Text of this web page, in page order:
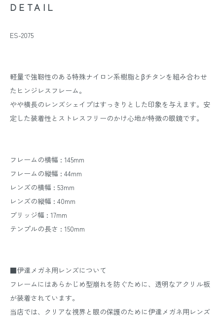
DETAIL
ES-2075
軽量で強靭性のある特殊ナイロン系樹脂とβチタンを組み合わせ
たヒンジレスフレーム。
やや横長のレンズシェイプはすっきりとした印象を与えます。安
定した装着性とストレスフリーのかけ心地が特徴の眼鏡です。
フレームの横幅 : 145mm
フレームの縦幅 : 44mm
レンズの横幅 : 53mm
レンズの縦幅 : 40mm
ブリッジ幅 : 17mm
テンプルの長さ : 150mm
■伊達メガネ用レンズについて
フレームにはあらかじめ型崩れを防ぐために、透明なアクリル板
が装着されています。
当店では、クリアな視界と眼の保護のために伊達メガネ用レンズ